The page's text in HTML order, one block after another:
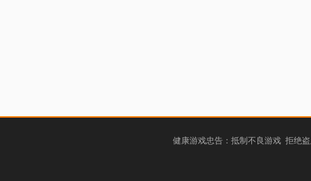
健康游戏忠告：抵制不良游戏 拒绝